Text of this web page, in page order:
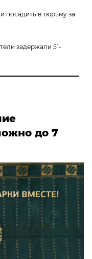
посадить в тюрьму за
задержали 51-
до 7